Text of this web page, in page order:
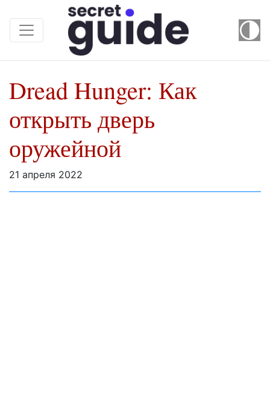
Dread Hunger: Как
открыть дверь
оружейной
21 апреля 2022